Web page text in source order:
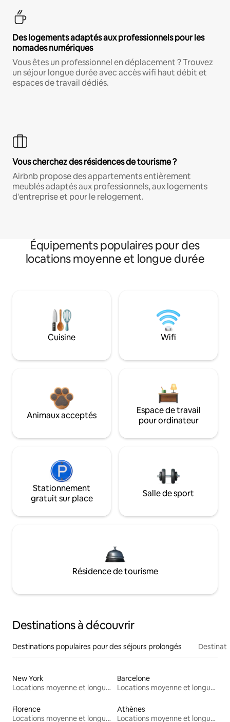
Des logements adaptés aux professionnels pour les
nomades numériques
Vous êtes un professionnel en déplacement ? Trouvez
un séjour longue durée avec accès wifi haut débit et
espaces de travail dédiés.
Vous cherchez des résidences de tourisme ?
Airbnb propose des appartements entièrement
meublés adaptés aux professionnels, aux logements
d'entreprise et pour le relogement.
Équipements populaires pour des
locations moyenne et longue durée
Cuisine Wifi
Animaux acceptés
Espace de travail
pour ordinateur
Stationnement
gratuit sur place
Salle de sport
Résidence de tourisme
Destinations à découvrir
Destinations populaires pour des séjours prolongés
New York
Locations moyenne et longue durée
Barcelone
Locations moyenne et longue durée
Florence
Locations moyenne et longue durée
Athènes
Locations moyenne et longue durée